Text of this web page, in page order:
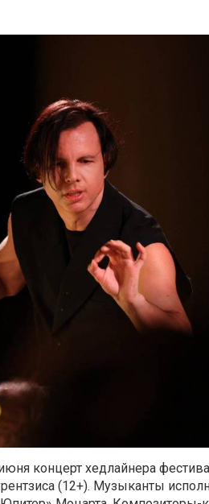
концерт хедлайнера
(12+). Музыканты